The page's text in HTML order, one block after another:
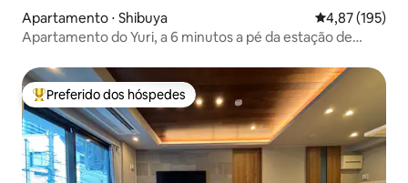
Apartamento ⋅ Shibuya 4,87 de uma
4,87 (195)
Apartamento do Yuri, a 6 minutos a pé da estação de
Entre os melhores preferidos dos hóspedes
Preferido dos hóspedes